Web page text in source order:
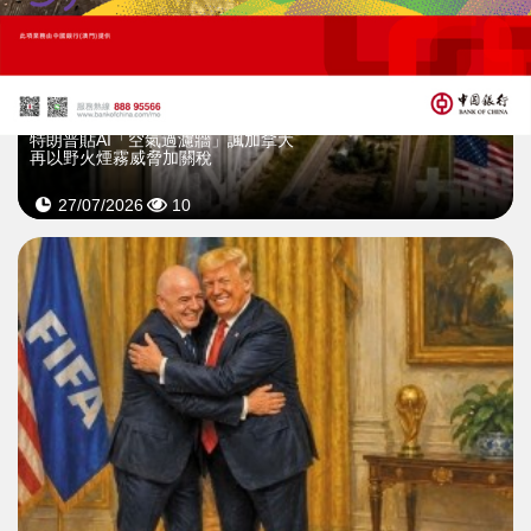
特朗普貼AI「空氣過濾牆」諷加拿大
再以野火煙霧威脅加關稅
27/07/2026 10